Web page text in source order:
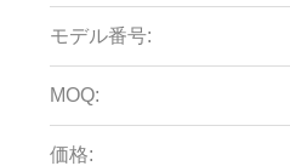
モデル番号:
MOQ:
価格: